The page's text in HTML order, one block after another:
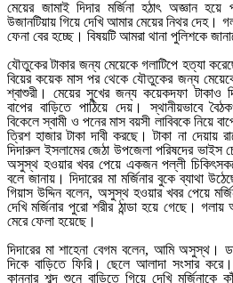
মেয়ের জামাই দিদার মর্জিনা হঠাৎ অজ্ঞান
উজানটিয়ায় গিয়ে দেখি আমার মেয়ের নিথর দেহ।
ফেনা বের হচ্ছে। বিষয়টি আমরা থানা পুলিশকে
যৌতুকের টাকার জন্য মেয়েকে গলাটিপে হত্যা
বিয়ের কয়েক মাস পর থেকে যৌতুকের জন্য মেয়েকে
শ্বাশুরী। মেয়ের সুখের জন্য কয়েকদফা টাকাও
বাপের বাড়িতে পাঠিয়ে দেয়। স্থানীয়ভাবে
বিকেলে স্বামী ও পনের মাস বয়সী লাবিবকে নিয়ে
ত্রিশ হাজার টাকা দাবী করছে। টাকা না দেয়ায়
দিদারুল ইসলামের জেঠা উপজেলা পরিষদের ভাইস
অসুস্থ হওয়ার খবর পেয়ে একজন পল্লী
বলে জানায়। দিদারের মা মর্জিনার বুকে ব্যাথা
গিয়াস উদ্দিন বলেন, অসুস্থ হওয়ার খবর পেয়ে
দেখি মর্জিনার পুরো শরীর ঠান্ডা হয়ে গেছে।
মেরে ফেলা হয়েছে।
দিদারের মা শাহেনা বেগম বলেন, আমি অসুস্থ।
দিকে বাড়িতে ফিরি। ছেলে আলাদা সংসার
কান্নার শব্দ শুনে বাড়িতে গিয়ে দেখি মর্জিনাকে